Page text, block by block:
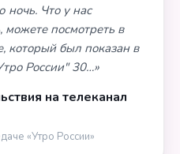
ночь. Что у нас
можете посмотреть в
который был показан в
России" 30…»
на телеканал
«Утро России»